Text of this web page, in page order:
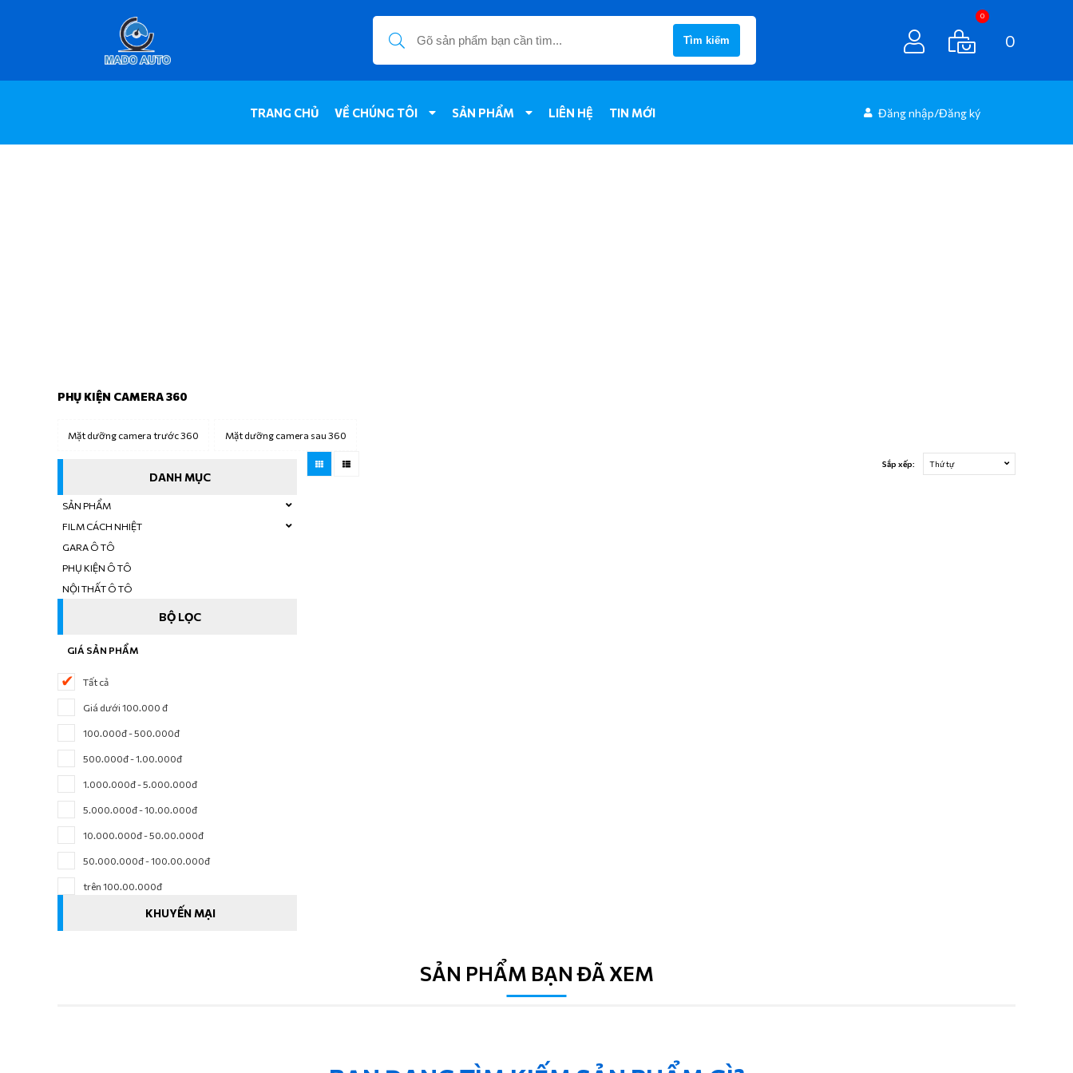
Tìm kiếm
0
0
TRANG CHỦ VỀ CHÚNG TÔI SẢN PHẨM LIÊN HỆ TIN MỚI Đăng nhập/Đăng ký
PHỤ KIỆN CAMERA 360
Mặt dưỡng camera trước 360 Mặt dưỡng camera sau 360
DANH MỤC
SẢN PHẨM
FILM CÁCH NHIỆT
GARA Ô TÔ
PHỤ KIỆN Ô TÔ
NỘI THẤT Ô TÔ
BỘ LỌC
GIÁ SẢN PHẨM
Tất cả
Giá dưới 100.000 đ
100.000đ - 500.000đ
500.000đ - 1.00.000đ
1.000.000đ - 5.000.000đ
5.000.000đ - 10.00.000đ
10.000.000đ - 50.00.000đ
50.000.000đ - 100.00.000đ
trên 100.00.000đ
KHUYẾN MẠI
Sắp xếp: Thứ tự
SẢN PHẨM BẠN ĐÃ XEM